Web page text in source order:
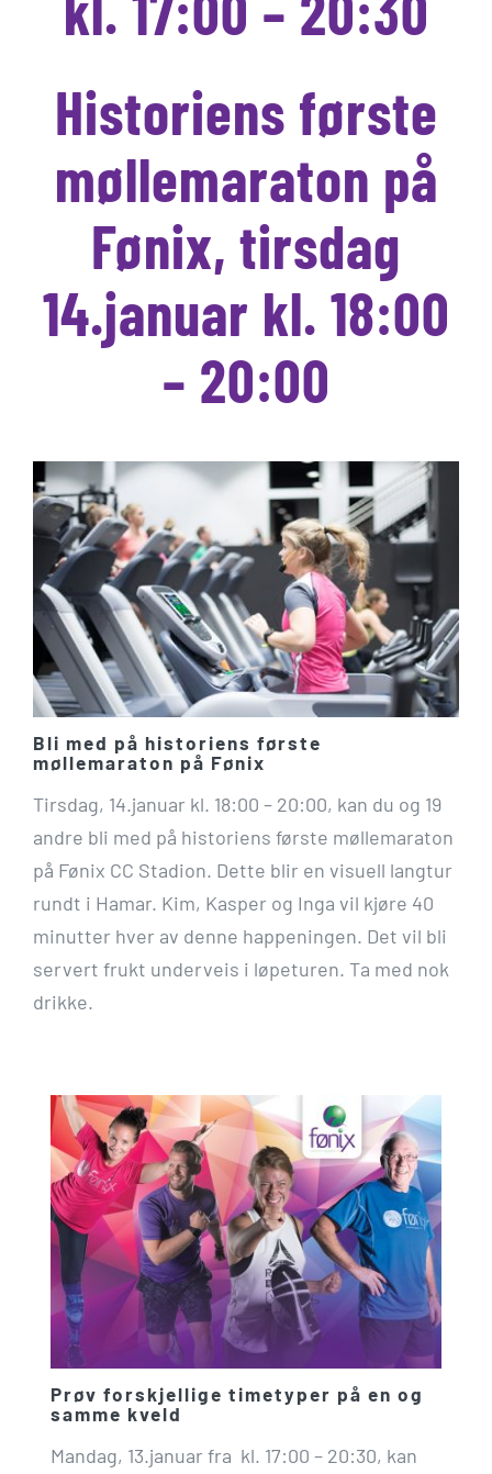
Historiens første
møllemaraton på
Fønix, tirsdag
14.januar kl. 18:00
– 20:00
Bli med på historiens første
møllemaraton på Fønix
Tirsdag, 14.januar kl. 18:00 – 20:00, kan du og 19
andre bli med på historiens første møllemaraton
på Fønix CC Stadion. Dette blir en visuell langtur
rundt i Hamar. Kim, Kasper og Inga vil kjøre 40
minutter hver av denne happeningen. Det vil bli
servert frukt underveis i løpeturen. Ta med nok
drikke.
Prøv forskjellige timetyper på en og
samme kveld
Mandag, 13.januar fra kl. 17:00 – 20:30, kan